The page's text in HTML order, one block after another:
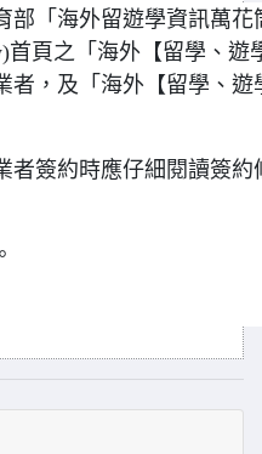
部「海外留遊學資訊萬花
首頁之「海外【留學、
者，及「海外【留學、
者簽約時應仔細閱讀簽